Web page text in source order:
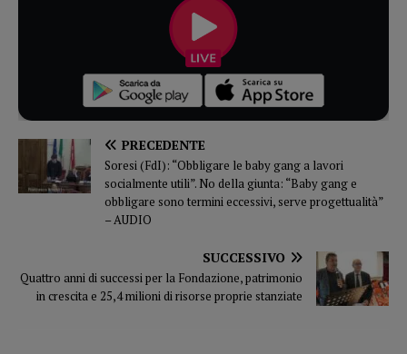
PRECEDENTE
Soresi (FdI): “Obbligare le baby gang a lavori
socialmente utili”. No della giunta: “Baby gang e
obbligare sono termini eccessivi, serve progettualità”
– AUDIO
SUCCESSIVO
Quattro anni di successi per la Fondazione, patrimonio
in crescita e 25,4 milioni di risorse proprie stanziate